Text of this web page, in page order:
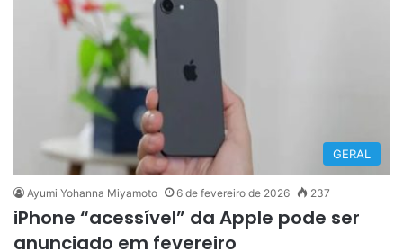
GERAL
Ayumi Yohanna Miyamoto 6 de fevereiro de 2026 237
iPhone “acessível” da Apple pode ser
anunciado em fevereiro